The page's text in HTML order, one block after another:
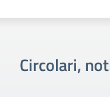
Circolari,